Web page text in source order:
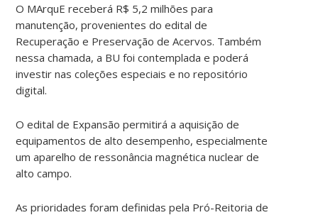
O MArquE receberá R$ 5,2 milhões para
manutenção, provenientes do edital de
Recuperação e Preservação de Acervos. Também
nessa chamada, a BU foi contemplada e poderá
investir nas coleções especiais e no repositório
digital.
O edital de Expansão permitirá a aquisição de
equipamentos de alto desempenho, especialmente
um aparelho de ressonância magnética nuclear de
alto campo.
As prioridades foram definidas pela Pró-Reitoria de